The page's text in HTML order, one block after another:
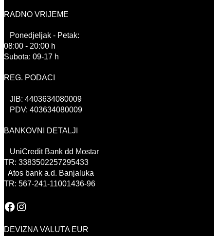
RADNO VRIJEME
Ponedjeljak - Petak:
08:00 - 20:00 h
Subota: 09-17 h
REG. PODACI
JIB: 4403634080009
PDV: 403634080009
BANKOVNI DETALJI
UniCredit Bank dd Mostar
TR: 3383502257295433
Atos bank a.d. Banjaluka
TR: 567-241-11001436-96
Facebook
Instagram
DEVIZNA VALUTA EUR